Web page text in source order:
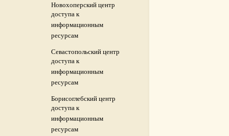
Новохоперский центр
доступа к
информационным
ресурсам
Севастопольский центр
доступа к
информационным
ресурсам
Борисоглебский центр
доступа к
информационным
ресурсам